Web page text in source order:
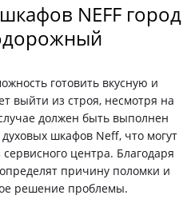
NEFF город
готовить вкусную и
выйти из строя, несмотря на
должен быть выполнен
шкафов Neff, что могут
центра. Благодаря
причину поломки и
решение проблемы.